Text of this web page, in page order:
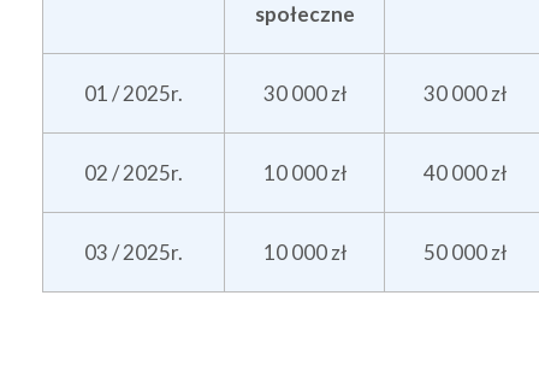
społeczne
01 / 2025r. 30 000 zł 30 000 zł
02 / 2025r. 10 000 zł 40 000 zł
03 / 2025r. 10 000 zł 50 000 zł